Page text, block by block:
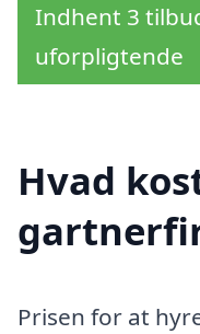
Indhent 3
uforpligtende
Hvad
Prisen for at